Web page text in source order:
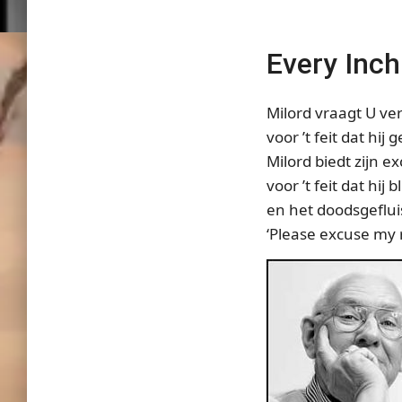
Every
Milord vraagt U
voor ’t feit dat hij
Milord biedt zijn
voor ’t feit dat hij
en het
‘Please excuse